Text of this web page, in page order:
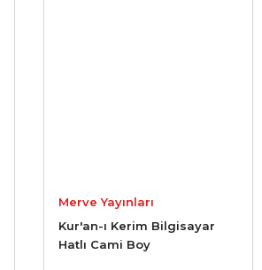
Merve Yayınları
Kur'an-ı Kerim Bilgisayar
Hatlı Cami Boy